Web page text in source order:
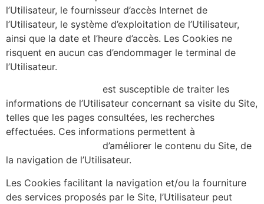
l’Utilisateur, le fournisseur d’accès Internet de
l’Utilisateur, le système d’exploitation de l’Utilisateur,
ainsi que la date et l’heure d’accès. Les Cookies ne
risquent en aucun cas d’endommager le terminal de
l’Utilisateur.
est susceptible de traiter les
informations de l’Utilisateur concernant sa visite du Site,
telles que les pages consultées, les recherches
effectuées. Ces informations permettent à
d’améliorer le contenu du Site, de
la navigation de l’Utilisateur.
Les Cookies facilitant la navigation et/ou la fourniture
des services proposés par le Site, l’Utilisateur peut